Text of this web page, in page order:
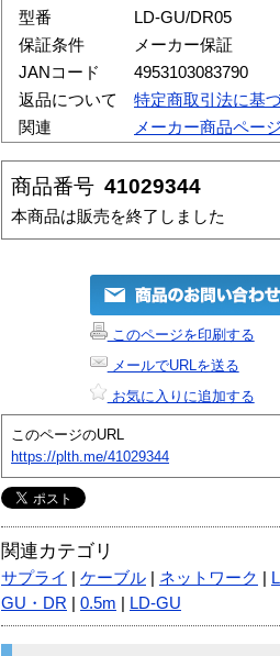
型番
LD-GU/DR05
保証条件
メーカー保証
JANコード
4953103083790
返品について
特定商取引法に基
関連
メーカー商品ペー
商品番号 41029344
本商品は販売を終了しました
このページを印刷する
メールでURLを送る
お気に入りに追加する
このページのURL
https://plth.me/41029344
関連カテゴリ
サプライ ケーブル ネットワーク
GU・DR
0.5m LD-GU